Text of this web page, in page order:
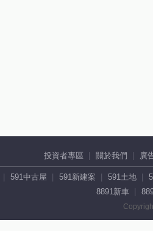
投資者專區 關於我們 廣
591中古屋 591新建案 591土地
8891新車